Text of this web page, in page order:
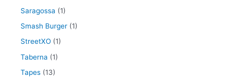
Saragossa (1)
Smash Burger (1)
StreetXO (1)
Taberna (1)
Tapes (13)